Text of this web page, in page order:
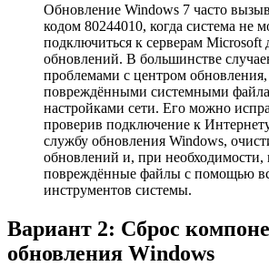
Обновление Windows 7 часто
кодом 80244010, когда система не
подключиться к серверам Microsoft
обновлений. В большинстве
проблемами с центром обновления,
повреждёнными системными
настройками сети. Его можно
проверив подключение к
службу обновления Windows,
обновлений и, при необходимости,
повреждённые файлы с помощью
инструментов системы.
Вариант 2: Сброс
обновления Windows